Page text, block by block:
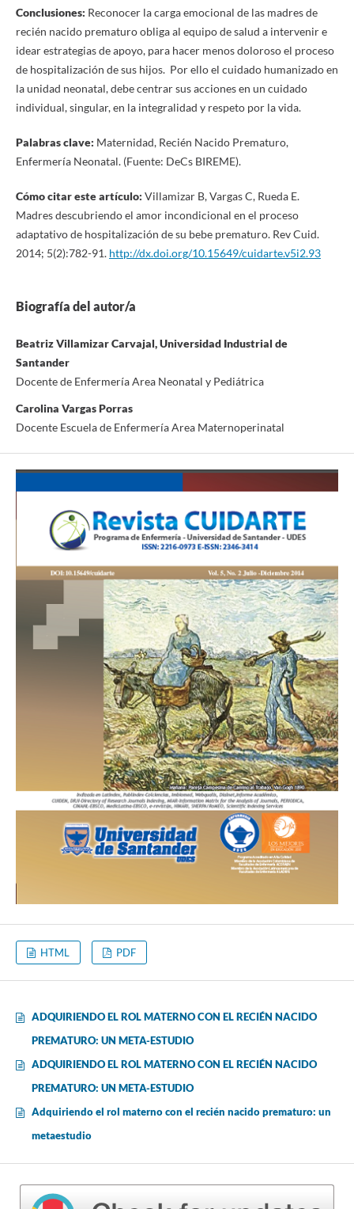
Conclusiones: Reconocer la carga emocional de las madres de
recién nacido prematuro obliga al equipo de salud a intervenir e
idear estrategias de apoyo, para hacer menos doloroso el proceso
de hospitalización de sus hijos. Por ello el cuidado humanizado en
la unidad neonatal, debe centrar sus acciones en un cuidado
individual, singular, en la integralidad y respeto por la vida.
Palabras clave: Maternidad, Recién Nacido Prematuro,
Enfermería Neonatal. (Fuente: DeCs BIREME).
Cómo citar este artículo: Villamizar B, Vargas C, Rueda E.
Madres descubriendo el amor incondicional en el proceso
adaptativo de hospitalización de su bebe prematuro. Rev Cuid.
2014; 5(2):782-91. http://dx.doi.org/10.15649/cuidarte.v5i2.93
Biografía del autor/a
Beatriz Villamizar Carvajal, Universidad Industrial de
Santander
Docente de Enfermería Area Neonatal y Pediátrica
Carolina Vargas Porras
Docente Escuela de Enfermería Area Maternoperinatal
HTML PDF
ADQUIRIENDO EL ROL MATERNO CON EL RECIÉN NACIDO
PREMATURO: UN META-ESTUDIO
ADQUIRIENDO EL ROL MATERNO CON EL RECIÉN NACIDO
PREMATURO: UN META-ESTUDIO
Adquiriendo el rol materno con el recién nacido prematuro: un
metaestudio